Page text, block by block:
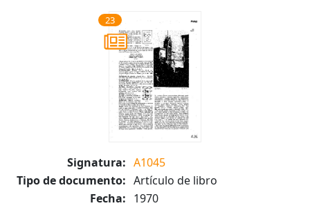
23
Signatura: A1045
Tipo de documento: Artículo de libro
Fecha: 1970